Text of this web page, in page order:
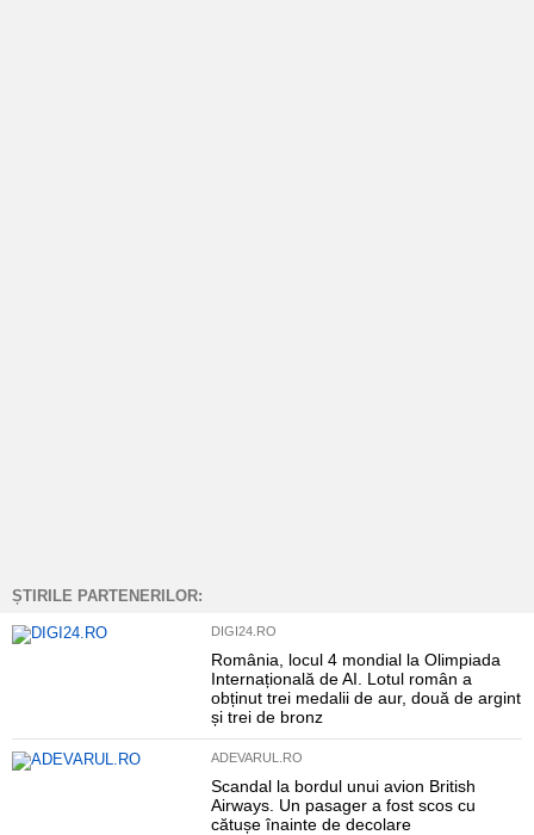
ȘTIRILE PARTENERILOR:
DIGI24.RO
România, locul 4 mondial la Olimpiada
Internațională de AI. Lotul român a
obținut trei medalii de aur, două de argint
și trei de bronz
ADEVARUL.RO
Scandal la bordul unui avion British
Airways. Un pasager a fost scos cu
cătușe înainte de decolare